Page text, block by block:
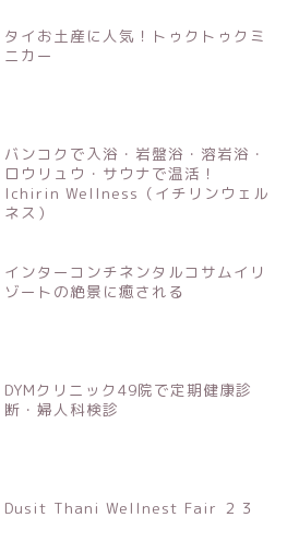
タイお土産に人気！トゥクトゥクミ
ニカー
バンコクで入浴・岩盤浴・溶岩浴・
ロウリュウ・サウナで温活！
Ichirin Wellness（イチリンウェル
ネス）
インターコンチネンタルコサムイリ
ゾートの絶景に癒される
DYMクリニック49院で定期健康診
断・婦人科検診
Dusit Thani Wellnest Fair ２３